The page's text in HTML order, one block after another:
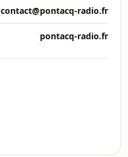
contact@pontacq-radio.fr
pontacq-radio.fr